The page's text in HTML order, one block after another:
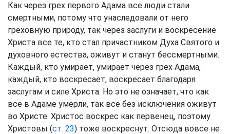
Как через грех первого Адама все люди стали
смертными, потому что унаследовали от него
греховную природу, так через заслуги и воскресение
Христа все те, кто стал причастником Духа Святого и
духовного естества, оживут и станут бессмертными.
Каждый, кто умирает, умирает через грех Адама,
каждый, кто воскресает, воскресает благодаря
заслугам и силе Христа. Но это не означает, что как
все в Адаме умерли, так все без исключения оживут
во Христе. Христос воскрес как первенец, поэтому
Христовы (ст. 23) тоже воскреснут. Отсюда вовсе не